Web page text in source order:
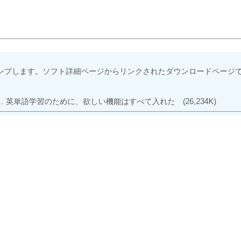
します。ソフト詳細ページからリンクされたダウンロードページ
単語学習のために、欲しい機能はすべて入れた (26,234K)